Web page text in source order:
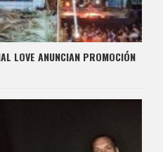
LOVE ANUNCIAN PROMOCIÓN